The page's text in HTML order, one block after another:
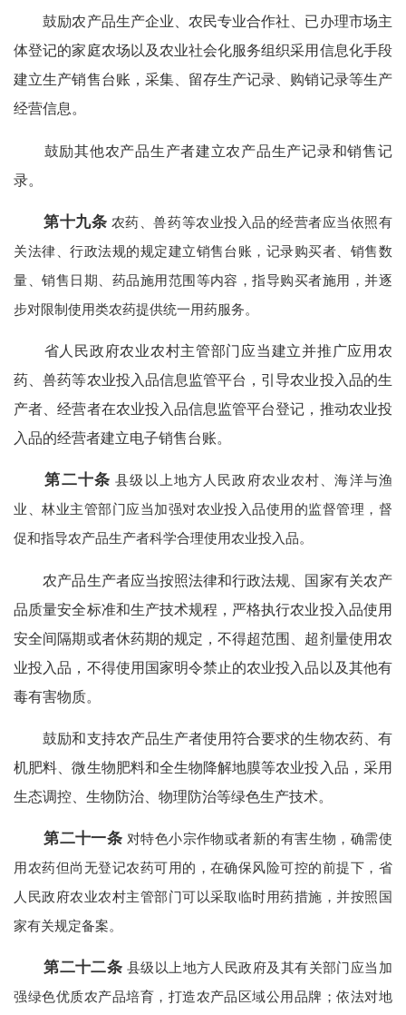
鼓励农产品生产企业、农民专业合作社、已办理市场主
体登记的家庭农场以及农业社会化服务组织采用信息化手段
建立生产销售台账，采集、留存生产记录、购销记录等生产
经营信息。
鼓励其他农产品生产者建立农产品生产记录和销售记
录。
第十九条 农药、兽药等农业投入品的经营者应当依照有
关法律、行政法规的规定建立销售台账，记录购买者、销售数
量、销售日期、药品施用范围等内容，指导购买者施用，并逐
步对限制使用类农药提供统一用药服务。
省人民政府农业农村主管部门应当建立并推广应用农
药、兽药等农业投入品信息监管平台，引导农业投入品的生
产者、经营者在农业投入品信息监管平台登记，推动农业投
入品的经营者建立电子销售台账。
第二十条 县级以上地方人民政府农业农村、海洋与渔
业、林业主管部门应当加强对农业投入品使用的监督管理，督
促和指导农产品生产者科学合理使用农业投入品。
农产品生产者应当按照法律和行政法规、国家有关农产
品质量安全标准和生产技术规程，严格执行农业投入品使用
安全间隔期或者休药期的规定，不得超范围、超剂量使用农
业投入品，不得使用国家明令禁止的农业投入品以及其他有
毒有害物质。
鼓励和支持农产品生产者使用符合要求的生物农药、有
机肥料、微生物肥料和全生物降解地膜等农业投入品，采用
生态调控、生物防治、物理防治等绿色生产技术。
第二十一条 对特色小宗作物或者新的有害生物，确需使
用农药但尚无登记农药可用的，在确保风险可控的前提下，省
人民政府农业农村主管部门可以采取临时用药措施，并按照国
家有关规定备案。
第二十二条 县级以上地方人民政府及其有关部门应当加
强绿色优质农产品培育，打造农产品区域公用品牌；依法对地